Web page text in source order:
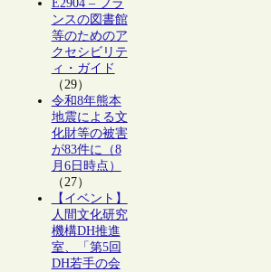
E2904 – フラ
ンスの図書館
等のためのア
クセシビリテ
ィ・ガイド
（29）
令和8年熊本
地震による文
化財等の被害
が83件に（8
月6日時点）
（27）
【イベント】
人間文化研究
機構DH推進
室、「第5回
DH若手の会